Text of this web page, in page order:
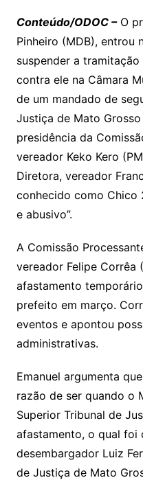
y
Li
n
k
s
A
p
p
a
m
s
s
a
g
e
lo
o
k.
c
o
m
y
p
e
h
o
o
M
ai
l
Conteúdo/ODOC –O
Pinheiro (MDB), entrou
suspender a
contra ele na Câmara
de um mandado de
Justiça de Mato
presidência da
vereador Keko Kero
Diretora, vereador
conhecido como Chico
e abusivo”.
A Comissão
vereador Felipe Corrêa
afastamento
prefeito em março.
eventos e apontou
administrativas.
Emanuel argumenta
razão de ser quando o
Superior Tribunal de
afastamento, o qual foi
desembargador Luiz
de Justiça de Mato